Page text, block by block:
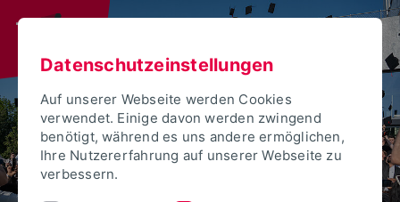
Datenschutzeinstellungen
Auf unserer Webseite werden Cookies
verwendet. Einige davon werden zwingend
benötigt, während es uns andere ermöglichen,
Ihre Nutzererfahrung auf unserer Webseite zu
verbessern.